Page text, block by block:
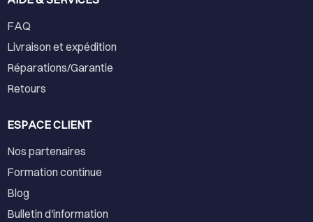
FAQ
Livraison et expédition
Réparations/Garantie
Retours
ESPACE CLIENT
Nos partenaires
Formation continue
Blog
Bulletin d'information